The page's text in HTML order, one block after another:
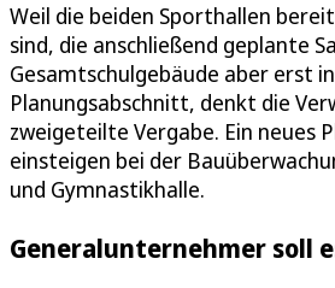
Weil die beiden Sporthallen
sind, die anschließend geplante
Gesamtschulgebäude aber erst
Planungsabschnitt, denkt die
zweigeteilte Vergabe. Ein neues
einsteigen bei der
und Gymnastikhalle.
Generalunternehmer soll